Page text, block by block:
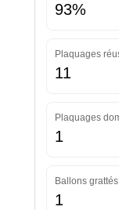
93%
Plaquages
11
Plaquages
1
Ballons grattés
1